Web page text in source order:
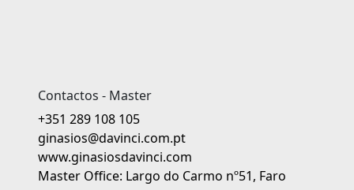
Contactos - Master
+351 289 108 105
ginasios@davinci.com.pt
www.ginasiosdavinci.com
Master Office: Largo do Carmo nº51, Faro